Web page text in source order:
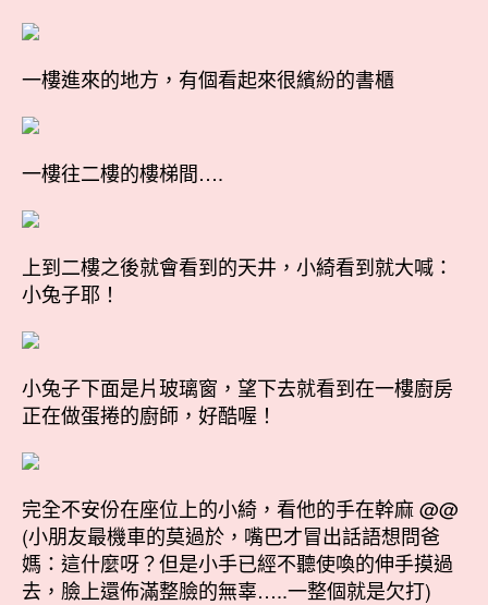
一樓進來的地方，有個看起來很繽紛的書櫃
一樓往二樓的樓梯間….
上到二樓之後就會看到的天井，小綺看到就大喊：
小兔子耶！
小兔子下面是片玻璃窗，望下去就看到在一樓廚房
正在做蛋捲的廚師，好酷喔！
完全不安份在座位上的小綺，看他的手在幹麻 @@
(小朋友最機車的莫過於，嘴巴才冒出話語想問爸
媽：這什麼呀？但是小手已經不聽使喚的伸手摸過
去，臉上還佈滿整臉的無辜…..一整個就是欠打)